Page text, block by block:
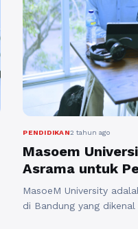
PENDIDIKAN2 tahun ago
Masoem
Asrama untuk
yang Optimal
MasoeM University
di Bandung yang